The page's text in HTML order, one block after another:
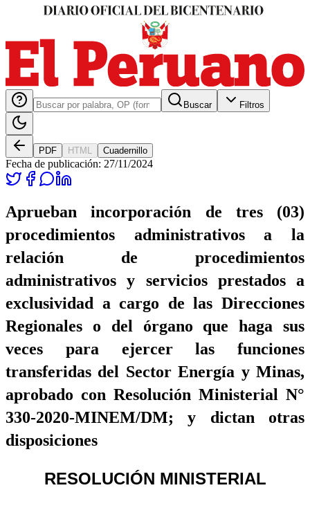
Buscar Filtros
PDF HTML Cuadernillo
Fecha de publicación: 27/11/2024
Aprueban incorporación de tres (03)
procedimientos administrativos a la
relación de procedimientos
administrativos y servicios prestados a
exclusividad a cargo de las Direcciones
Regionales o del órgano que haga sus
veces para ejercer las funciones
transferidas del Sector Energía y Minas,
aprobado con Resolución Ministerial N°
330-2020-MINEM/DM; y dictan otras
disposiciones
RESOLUCIÓN MINISTERIAL